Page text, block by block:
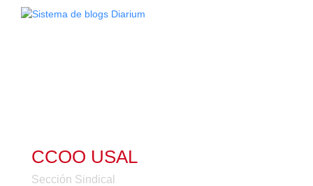
CCOO USAL
Sección Sindical